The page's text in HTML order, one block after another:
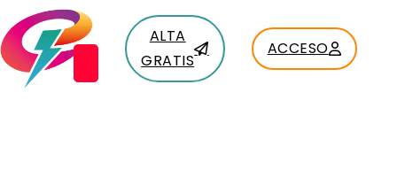
ALTA
GRATIS
ACCESO